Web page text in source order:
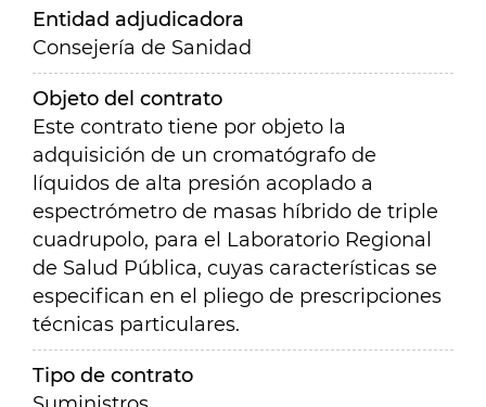
Entidad adjudicadora
Consejería de Sanidad
Objeto del contrato
Este contrato tiene por objeto la
adquisición de un cromatógrafo de
líquidos de alta presión acoplado a
espectrómetro de masas híbrido de triple
cuadrupolo, para el Laboratorio Regional
de Salud Pública, cuyas características se
especifican en el pliego de prescripciones
técnicas particulares.
Tipo de contrato